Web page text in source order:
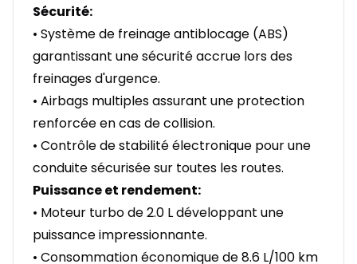
Sécurité:
• Système de freinage antiblocage (ABS)
garantissant une sécurité accrue lors des
freinages d'urgence.
• Airbags multiples assurant une protection
renforcée en cas de collision.
• Contrôle de stabilité électronique pour une
conduite sécurisée sur toutes les routes.
Puissance et rendement:
• Moteur turbo de 2.0 L développant une
puissance impressionnante.
• Consommation économique de 8.6 L/100 km